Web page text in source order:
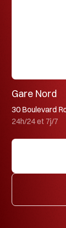
Gare Nord
30 Boulevard
24h/24 et 7j/7